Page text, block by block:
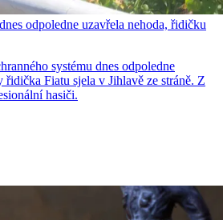
odpoledne uzavřela nehoda, řidičku
systému dnes odpoledne
řidička Fiatu sjela v Jihlavě ze stráně. Z
hasiči.